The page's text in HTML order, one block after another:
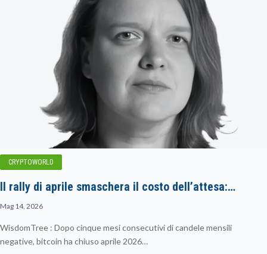
CRYPTOWORLD
Il rally di aprile smaschera il costo dell’attesa:…
Mag 14, 2026
WisdomTree : Dopo cinque mesi consecutivi di candele mensili
negative, bitcoin ha chiuso aprile 2026…